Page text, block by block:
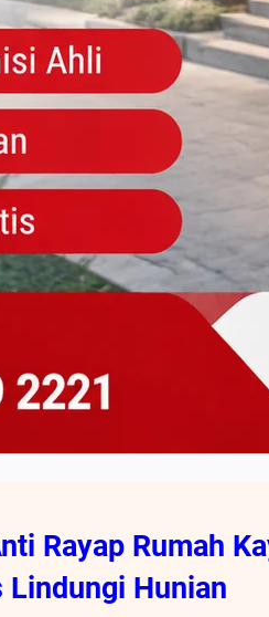
Rayap Rumah
Lindungi Hunian